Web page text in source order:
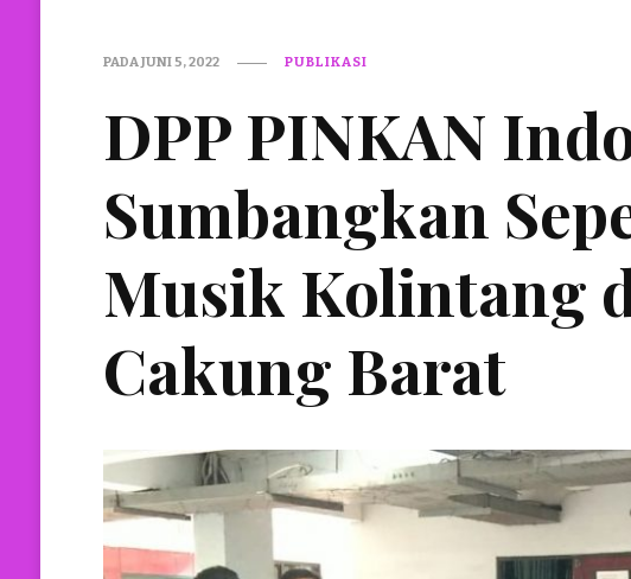
PADAJUNI 5, 2022 PUBLIKASI
DPP PINKAN
Sumbangkan
Musik Kolintang
Cakung Barat